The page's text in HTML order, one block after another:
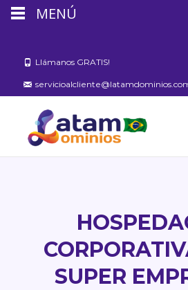
Llámanos GRATIS!
SUPER
MENÚ